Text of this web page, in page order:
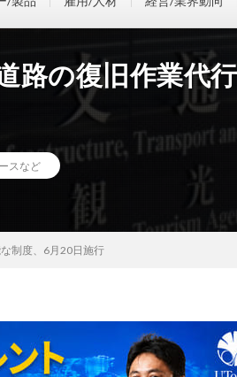
路の復旧作業代
スなど
制度、6月20日施行